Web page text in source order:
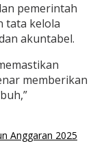
pemerintah
tata kelola
akuntabel.
memberikan
Anggaran 2025